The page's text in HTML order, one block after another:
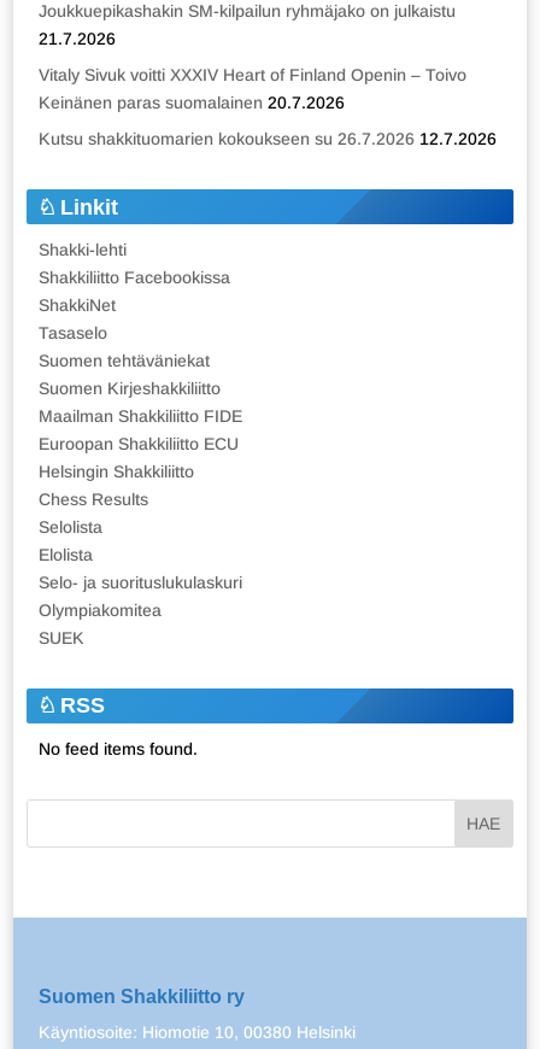
Joukkuepikashakin SM-kilpailun ryhmäjako on julkaistu
21.7.2026
Vitaly Sivuk voitti XXXIV Heart of Finland Openin – Toivo
Keinänen paras suomalainen 20.7.2026
Kutsu shakkituomarien kokoukseen su 26.7.2026 12.7.2026
Linkit
Shakki-lehti
Shakkiliitto Facebookissa
ShakkiNet
Tasaselo
Suomen tehtäväniekat
Suomen Kirjeshakkiliitto
Maailman Shakkiliitto FIDE
Euroopan Shakkiliitto ECU
Helsingin Shakkiliitto
Chess Results
Selolista
Elolista
Selo- ja suorituslukulaskuri
Olympiakomitea
SUEK
RSS
No feed items found.
Suomen Shakkiliitto ry
Käyntiosoite: Hiomotie 10, 00380 Helsinki